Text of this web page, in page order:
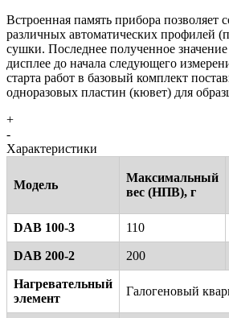
Встроенная память прибора позволяет
различных автоматических профилей
сушки. Последнее полученное
дисплее до начала следующего
старта работ в базовый комплект
одноразовых пластин (кювет) для
+
-
Характеристики
Модель
Максимальный
вес (НПВ), г
DAB 100-3 110
DAB 200-2 200
Нагревательный
элемент
Галогеновый